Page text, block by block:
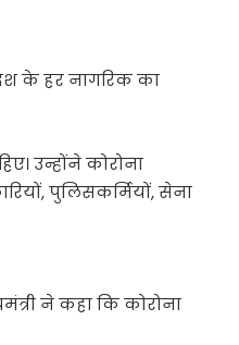
के हर नागरिक का
उन्होंने कोरोना
पुलिसकर्मियों, सेना
ने कहा कि कोरोना